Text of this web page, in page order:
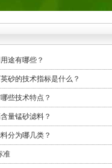
途有哪些？
砂的技术指标是什么？
些技术特点？
量锰砂滤料？
分为哪几类？
准